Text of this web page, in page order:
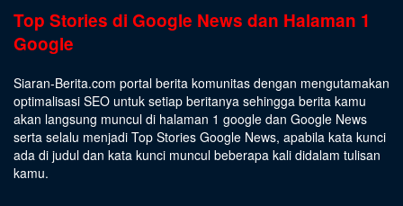
Top Stories di Google News dan Halaman 1
Google
Siaran-Berita.com portal berita komunitas dengan mengutamakan
optimalisasi SEO untuk setiap beritanya sehingga berita kamu
akan langsung muncul di halaman 1 google dan Google News
serta selalu menjadi Top Stories Google News, apabila kata kunci
ada di judul dan kata kunci muncul beberapa kali didalam tulisan
kamu.